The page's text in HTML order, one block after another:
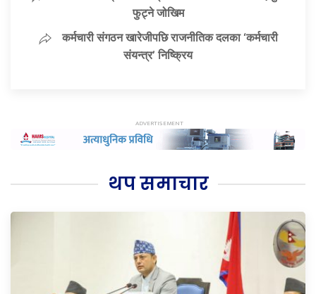
फुट्ने जोखिम
कर्मचारी संगठन खारेजीपछि राजनीतिक दलका ‘कर्मचारी
संयन्त्र’ निष्क्रिय
थप समाचार